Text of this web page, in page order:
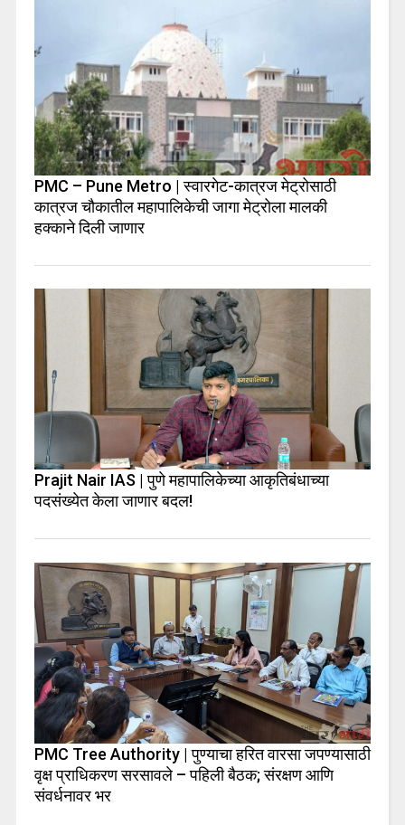
PMC – Pune Metro | स्वारगेट-कात्रज मेट्रोसाठी
कात्रज चौकातील महापालिकेची जागा मेट्रोला मालकी
हक्काने दिली जाणार
Prajit Nair IAS | पुणे महापालिकेच्या आकृतिबंधाच्या
पदसंख्येत केला जाणार बदल!
PMC Tree Authority | पुण्याचा हरित वारसा जपण्यासाठी
वृक्ष प्राधिकरण सरसावले – पहिली बैठक; संरक्षण आणि
संवर्धनावर भर